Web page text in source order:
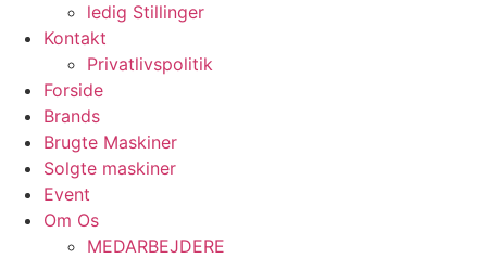
ledig Stillinger
Kontakt
Privatlivspolitik
Forside
Brands
Brugte Maskiner
Solgte maskiner
Event
Om Os
MEDARBEJDERE